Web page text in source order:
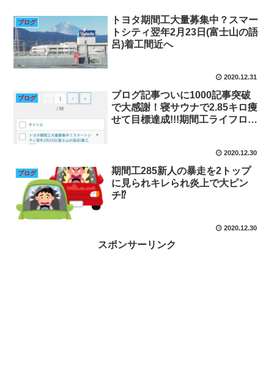
ブログ
トヨタ期間工大量募集中？スマー
トシティ翌年2月23日(富士山の語
呂)着工間近へ
2020.12.31
ブログ
ブログ記事ついに1000記事突破
で大感謝！寝サウナで2.85キロ痩
せて目標達成!!!期間工ライフログ
2020.12.30
ブログ
期間工285新人の暴走を2トップ
に見られキレられ炎上で大ピン
チ⁉
2020.12.30
スポンサーリンク